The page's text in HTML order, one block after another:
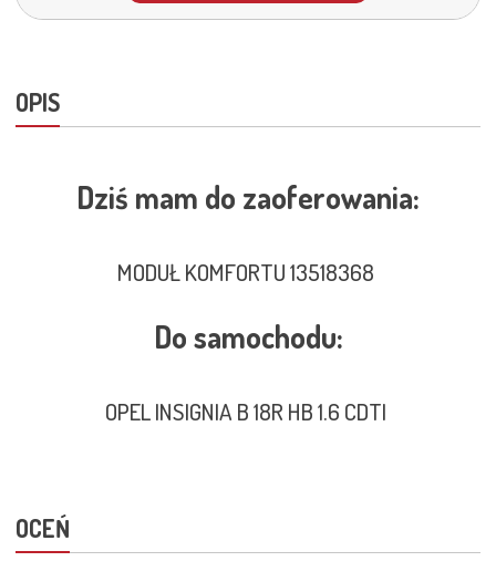
OPIS
Dziś mam do zaoferowania:
MODUŁ KOMFORTU 13518368
Do samochodu:
OPEL INSIGNIA B 18R HB 1.6 CDTI
OCEŃ